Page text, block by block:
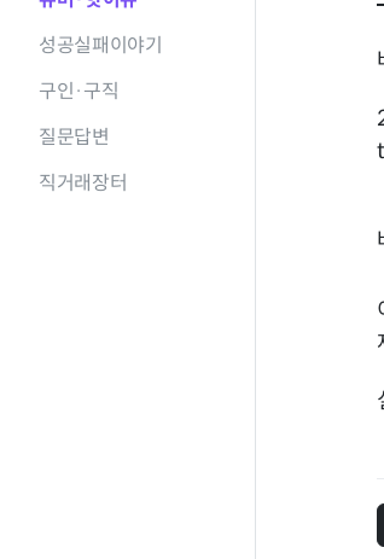
성공실패이야기
구인·구직
질문답변
직거래장터